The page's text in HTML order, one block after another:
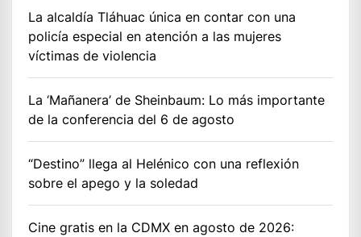
La alcaldía Tláhuac única en contar con una
policía especial en atención a las mujeres
víctimas de violencia
La ‘Mañanera’ de Sheinbaum: Lo más importante
de la conferencia del 6 de agosto
“Destino” llega al Helénico con una reflexión
sobre el apego y la soledad
Cine gratis en la CDMX en agosto de 2026: